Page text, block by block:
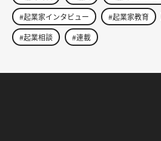
#起業家インタビュー
#起業家教育
#起業相談
#連載